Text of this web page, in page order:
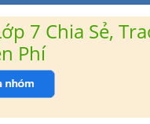
7 Chia Sẻ,
Phí